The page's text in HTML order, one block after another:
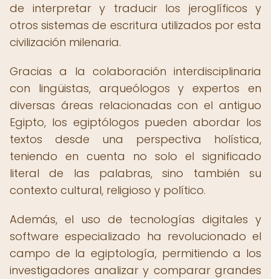
de interpretar y traducir los jeroglíficos y
otros sistemas de escritura utilizados por esta
civilización milenaria.
Gracias a la colaboración interdisciplinaria
con lingüistas, arqueólogos y expertos en
diversas áreas relacionadas con el antiguo
Egipto, los egiptólogos pueden abordar los
textos desde una perspectiva holística,
teniendo en cuenta no solo el significado
literal de las palabras, sino también su
contexto cultural, religioso y político.
Además, el uso de tecnologías digitales y
software especializado ha revolucionado el
campo de la egiptología, permitiendo a los
investigadores analizar y comparar grandes